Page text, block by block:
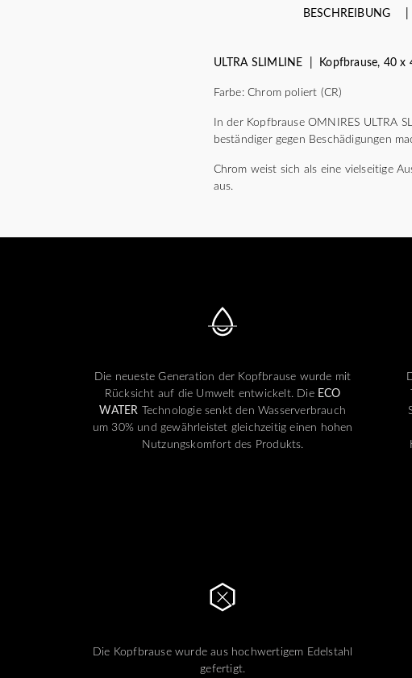
BESCHREIBUNG
ULTRA SLIMLINE | Kopfbrause, 40 x
Farbe: Chrom poliert (CR)
In der Kopfbrause OMNIRES ULTRA
beständiger gegen Beschädigungen
Chrom weist sich als eine vielseitige
aus.
Die neueste Generation der Kopfbrause wurde mit
Rücksicht auf die Umwelt entwickelt. Die ECO
WATER Technologie senkt den Wasserverbrauch
um 30% und gewährleistet gleichzeitig einen hohen
Nutzungskomfort des Produkts.
Die Kopfbrause wurde aus hochwertigem Edelstahl
gefertigt.